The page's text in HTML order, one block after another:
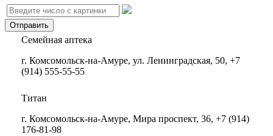
Семейная аптека
г. Комсомольск-на-Амуре, ул. Ленинградская, 50, +7
(914) 555-55-55
Титан
г. Комсомольск-на-Амуре, Мира проспект, 36, +7 (914)
176-81-98